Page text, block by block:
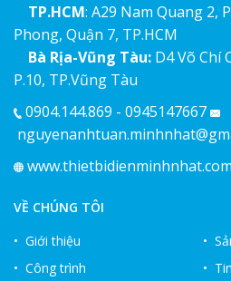
TP.HCM: A29 Nam Quang 2,
Phong, Quận 7, TP.HCM
Bà Rịa-Vũng Tàu: D4 Võ Chí
P.10, TP.Vũng Tàu
0904.144.869 - 0945147667
www.thietbidienminhnhat.com
VỀ CHÚNG TÔI
• Giới thiệu
•
• Công trình
•